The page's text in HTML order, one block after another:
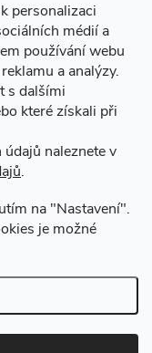
k personalizaci
médií a
používání webu
a analýzy.
s dalšími
které získali při
naleznete v
.
na "Nastavení".
je možné
práva vyhrazena.